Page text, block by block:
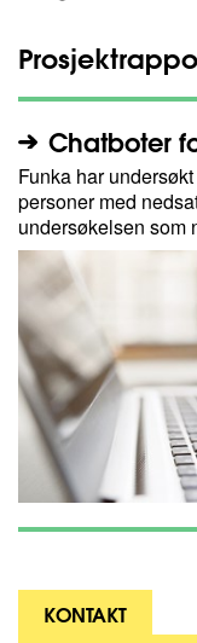
Chatboter
Funka har
personer med
undersøkelsen som
KONTAKT